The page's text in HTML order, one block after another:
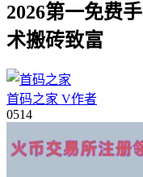
2026第一免费
术搬砖致富
首码之家 V作者
0514